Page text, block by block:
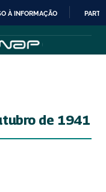
À INFORMAÇÃO
de 1941